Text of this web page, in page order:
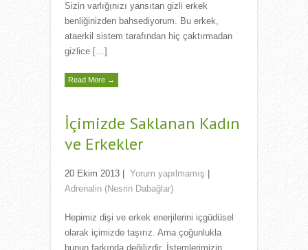
Sizin varlığınızı yansıtan gizli erkek
benliğinizden bahsediyorum. Bu erkek,
ataerkil sistem tarafından hiç çaktırmadan
gizlice […]
Read More →
İçimizde Saklanan Kadın
ve Erkekler
20 Ekim 2013 Yorum yapılmamış
Adrenalin (Nesrin Dabağlar)
Hepimiz dişi ve erkek enerjilerini içgüdüsel
olarak içimizde taşırız. Ama çoğunlukla